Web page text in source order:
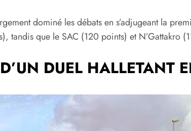
dominé les débats en s’adjugeant la
tandis que le SAC (120 points) et N’Gattakro
DUEL HALLETANT